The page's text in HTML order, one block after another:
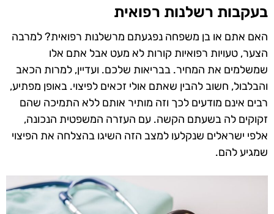
בעקבות רשלנות רפואית
האם אתם או בן משפחה נפגעתם מרשלנות רפואית? למרבה
הצער, טעויות רפואיות קורות לא מעט אבל אתם אלו
שמשלמים את המחיר. בבריאות שלכם. ועדיין, למרות הכאב
והבלבול, חשוב להבין שאתם אולי זכאים לפיצוי. באופן מפתיע,
רבים אינם מודעים לכך וזה מותיר אותם ללא התמיכה שהם
זקוקים לה בשעתם הקשה. עם העזרה המשפטית הנכונה,
אלפי ישראלים שנקלעו למצב הזה השיגו בהצלחה את הפיצוי
שמגיע להם.